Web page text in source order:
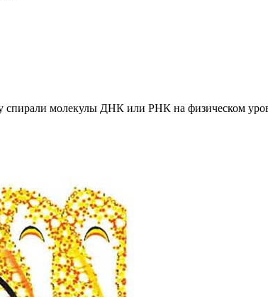
спирали молекулы ДНК или РНК на физическом